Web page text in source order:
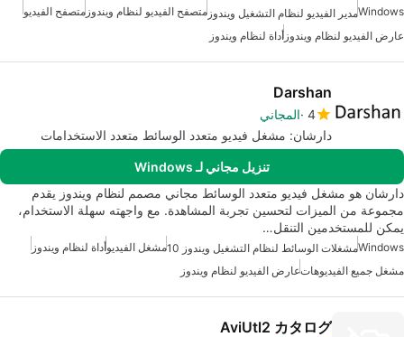
Windowsمدير الفيديو لنظام التشغيل ويندوز متصفح الفيديو لنظام ويندوز متصفح الفيديو
عارض الفيديو لنظام ويندوز أداة لنظام ويندوز
Darshan
4 المجاني
دارشان: مشغل فيديو متعدد الوسائط متعدد الاستخدامات
تنزيل مجاني لـ Windows
دارشان هو مشغل فيديو متعدد الوسائط مجاني مصمم لنظام ويندوز يقدم
مجموعة من الميزات لتحسين تجربة المشاهدة. مع واجهته سهلة الاستخدام،
يمكن للمستخدمين التنقل…
Windowsمشغلات الوسائط لنظام التشغيل ويندوز 10 مشغل الفيديوأداة لنظام ويندوز
مشغل جميع الفيديوهاتعارض الفيديو لنظام ويندوز
AviUtl2 カタログ